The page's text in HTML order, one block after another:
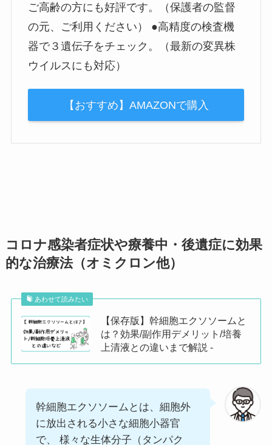
ご高齢の方にも好評です。（保護者の監督
の元、ご利用ください） ●高精度の検査機
器で３遺伝子をチェック。（最新の変異株
ウイルスにも対応）
【おすすめ】AMAZONで購入
コロナ感染者症状や療養中・後遺症に効果
的な治療法（オミクロン他）
あわせて読みたい
【保存版】幹細胞エクソソームと
は？効果/副作用デメリット/培養
上清液との違いまで解説 -
幹細胞エクソソームとは、細胞外
に放出される小さな細胞小器官
で、 様々な生体分子（タンパク